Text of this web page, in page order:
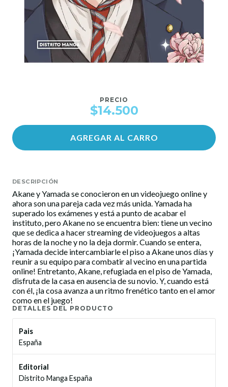
PRECIO
$14.500
AGREGAR AL CARRO
DESCRIPCIÓN
Akane y Yamada se conocieron en un videojuego online y
ahora son una pareja cada vez más unida. Yamada ha
superado los exámenes y está a punto de acabar el
instituto, pero Akane no se encuentra bien: tiene un vecino
que se dedica a hacer streaming de videojuegos a altas
horas de la noche y no la deja dormir. Cuando se entera,
¡Yamada decide intercambiarle el piso a Akane unos días y
reunir a su equipo para combatir al vecino en una partida
online! Entretanto, Akane, refugiada en el piso de Yamada,
disfruta de la casa en ausencia de su novio. Y, cuando está
con él, ¡la cosa avanza a un ritmo frenético tanto en el amor
como en el juego!
DETALLES DEL PRODUCTO
Pais
España
Editorial
Distrito Manga España